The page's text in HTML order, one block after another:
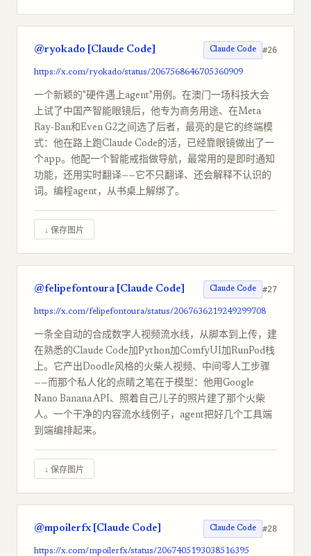
@ryokado [Claude Code] Claude Code #26
https://x.com/ryokado/status/2067568646705360909
一个新颖的"硬件遇上agent"用例。在澳门一场科技大会
上试了中国产智能眼镜后，他专为商务用途、在Meta
Ray-Ban和Even G2之间选了后者，最亮的是它的终端模
式：他在路上跑Claude Code的活，已经靠眼镜做出了一
个app。他配一个智能戒指做导航，最常用的是即时通知
功能，还用实时翻译——它不只翻译、还会解释不认识的
词。编程agent，从书桌上解绑了。
↓ 保存图片
@felipefontoura [Claude Code] Claude Code #27
https://x.com/felipefontoura/status/2067636219249299708
一条全自动的合成数字人视频流水线，从脚本到上传，建
在熟悉的Claude Code加Python加ComfyUI加RunPod栈
上。它产出Doodle风格的火柴人视频、中间零人工步骤
——而那个私人化的点睛之笔在于模型：他用Google
Nano Banana API、照着自己儿子的照片建了那个火柴
人。一个干净的内容流水线例子，agent把好几个工具端
到端编排起来。
↓ 保存图片
@mpoilerfx [Claude Code] Claude Code #28
https://x.com/mpoilerfx/status/2067405193038516395